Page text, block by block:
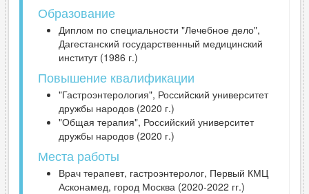
Образование
Диплом по специальности "Лечебное дело",
Дагестанский государственный медицинский
институт (1986 г.)
Повышение квалификации
"Гастроэнтерология", Российский университет
дружбы народов (2020 г.)
"Общая терапия", Российский университет
дружбы народов (2020 г.)
Места работы
Врач терапевт, гастроэнтеролог, Первый КМЦ
Асконамед, город Москва (2020-2022 гг.)